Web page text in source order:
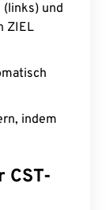
(links) und
ZIEL
indem
CST-